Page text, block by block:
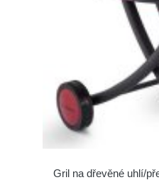
Gril na dřevěné uhlí/